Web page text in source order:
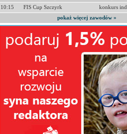
10:15
FIS Cup Szczyrk
konkurs ind.
pokaż więcej zawodów »